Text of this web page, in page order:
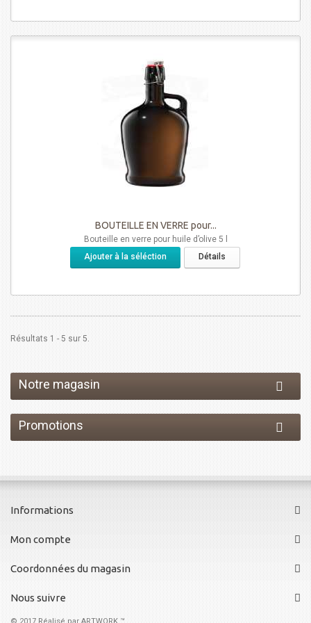
BOUTEILLE EN VERRE pour...
Bouteille en verre pour huile d’olive 5 l
Ajouter à la séléction
Détails
Résultats 1 - 5 sur 5.
Notre magasin
Promotions
Informations
Mon compte
Coordonnées du magasin
Nous suivre